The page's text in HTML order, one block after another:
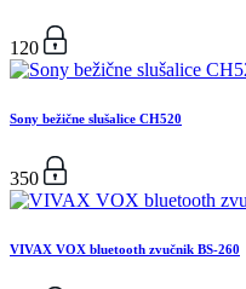
120
Sony bežične slušalice CH520
350
VIVAX VOX bluetooth zvučnik BS-260